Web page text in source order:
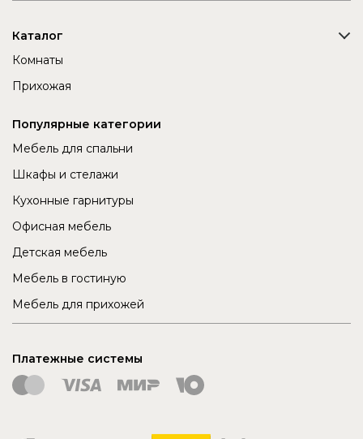
Каталог
Комнаты
Прихожая
Популярные категории
Мебель для спальни
Шкафы и стелажи
Кухонные гарнитуры
Офисная мебель
Детская мебель
Мебель в гостиную
Мебель для прихожей
Платежные системы